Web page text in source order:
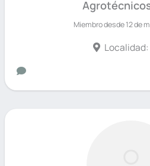
Miembro desde 12 de